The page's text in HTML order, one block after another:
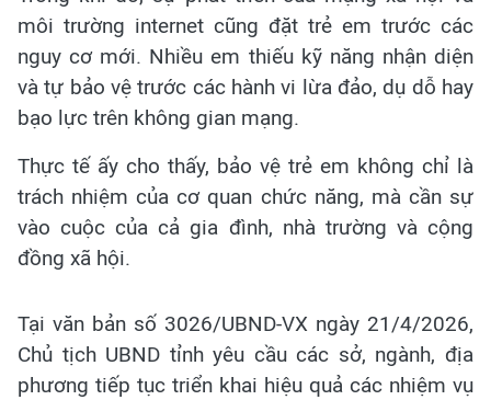
môi trường internet cũng đặt trẻ em trước các
nguy cơ mới. Nhiều em thiếu kỹ năng nhận diện
và tự bảo vệ trước các hành vi lừa đảo, dụ dỗ hay
bạo lực trên không gian mạng.
Thực tế ấy cho thấy, bảo vệ trẻ em không chỉ là
trách nhiệm của cơ quan chức năng, mà cần sự
vào cuộc của cả gia đình, nhà trường và cộng
đồng xã hội.
Tại văn bản số 3026/UBND-VX ngày 21/4/2026,
Chủ tịch UBND tỉnh yêu cầu các sở, ngành, địa
phương tiếp tục triển khai hiệu quả các nhiệm vụ